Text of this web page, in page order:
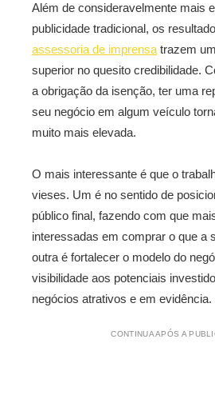
Além de consideravelmente mais
publicidade tradicional, os
assessoria de imprensa trazem
superior no quesito credibilidade.
a obrigação da isenção, ter uma
seu negócio em algum veículo
muito mais elevada.
O mais interessante é que o
vieses. Um é no sentido de
público final, fazendo com que
interessadas em comprar o que a
outra é fortalecer o modelo do
visibilidade aos potenciais
negócios atrativos e em evidência.
CONTINUA APÓS A